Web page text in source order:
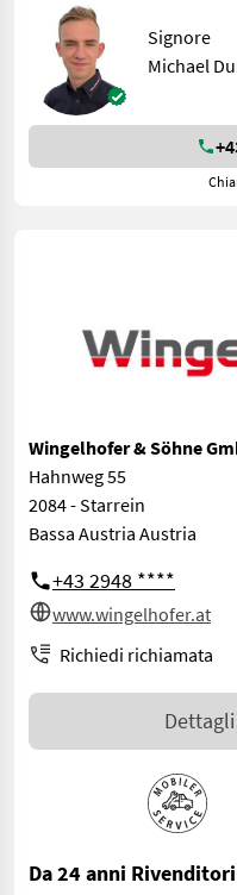
Signore
Michael
Wingelhofer & Söhne
Hahnweg 55
2084 - Starrein
Bassa Austria Austria
+43 2948 ****
www.wingelhofer.at
Richiedi richiamata
Da 24 anni